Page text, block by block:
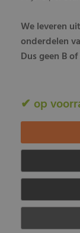
We leveren
onderdelen
Dus geen B
✔ op